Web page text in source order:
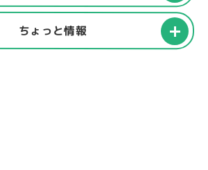
ちょっと情報